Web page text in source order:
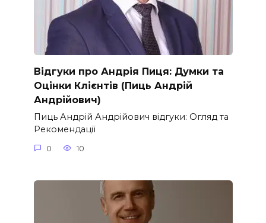
Відгуки про Андрія Пиця: Думки та
Оцінки Клієнтів (Пиць Андрій
Андрійович)
Пиць Андрій Андрійович відгуки: Огляд та
Рекомендації
0 10